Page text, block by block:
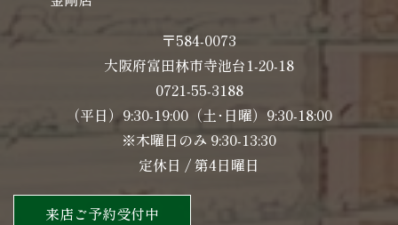
〒584-0073
大阪府富田林市寺池台1-20-18
0721-55-3188
（平日）9:30-19:00（土･日曜）9:30-18:00
※木曜日のみ 9:30-13:30
定休日 / 第4日曜日
来店ご予約受付中